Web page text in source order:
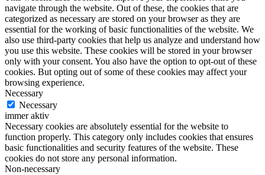
navigate through the website. Out of these, the cookies that are
categorized as necessary are stored on your browser as they are
essential for the working of basic functionalities of the website. We
also use third-party cookies that help us analyze and understand how
you use this website. These cookies will be stored in your browser
only with your consent. You also have the option to opt-out of these
cookies. But opting out of some of these cookies may affect your
browsing experience.
Necessary
Necessary
immer aktiv
Necessary cookies are absolutely essential for the website to
function properly. This category only includes cookies that ensures
basic functionalities and security features of the website. These
cookies do not store any personal information.
Non-necessary